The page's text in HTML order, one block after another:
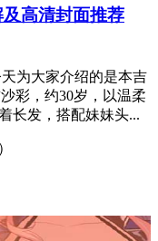
高清封面推荐
为大家介绍的是本吉
彩，约30岁，以温柔
长发，搭配妹妹头...